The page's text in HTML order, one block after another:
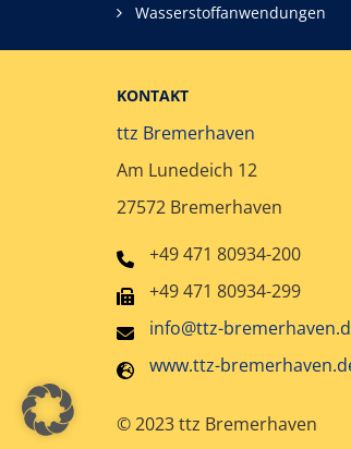
Wasserstoffanwendungen
KONTAKT
ttz Bremerhaven
Am Lunedeich 12
27572 Bremerhaven
+49 471 80934-200
+49 471 80934-299
info@ttz-
www.ttz-
© 2023 ttz Bremerhaven